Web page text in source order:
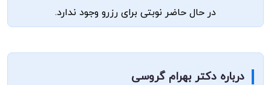
در حال حاضر نوبتی برای رزرو وجود ندارد.
درباره دکتر بهرام گروسی